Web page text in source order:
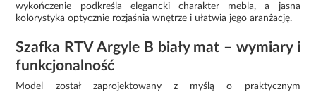
wykończenie podkreśla elegancki charakter mebla, a jasna
kolorystyka optycznie rozjaśnia wnętrze i ułatwia jego aranżację.
Szafka RTV Argyle B biały mat – wymiary i
funkcjonalność
Model został zaprojektowany z myślą o praktycznym